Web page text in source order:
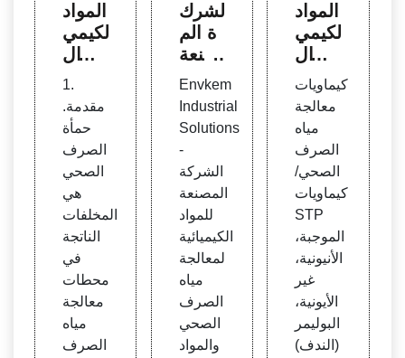
المواد
الكيمي
ائية ال
عضوي
ة في
حمأة
الصر
ف ال
صحي
- Sci
ence
Direc
t
1.
مقدمة.
حمأة
الصرف
الصحي
هي
المخلفات
الناتجة
في
محطات
معالجة
مياه
الصرف
الشرك
ة الم
صنعة
للمواد
الكيمي
ائية و
ة مياه
الصر
ف ال
صحي
الصر
ف ال
صحي
Envkem
Industrial
Solutions
-
الشركة
المصنعة
للمواد
الكيميائية
لمعالجة
مياه
الصرف
الصحي
والمواد
المواد
الكيمي
ائية ال
صناعي
ة لمعا
لجة ال
مياه و
مياه ال
صرف
الصح
ي
كيماويات
معالجة
مياه
الصرف
الصحي/
كيماويات
STP
الموجبة،
الأنيونية،
غير
الأيونية،
البوليمر
(الندف)